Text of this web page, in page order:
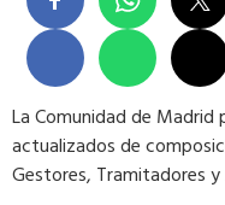
La Comunidad de
actualizados de
Gestores, Tramitadores